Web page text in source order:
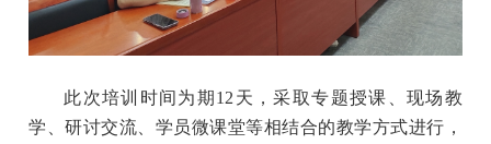
此次培训时间为期 12天，采取专题授课、现场教
学、研讨交流、学员微课堂等相结合的教学方式进行，